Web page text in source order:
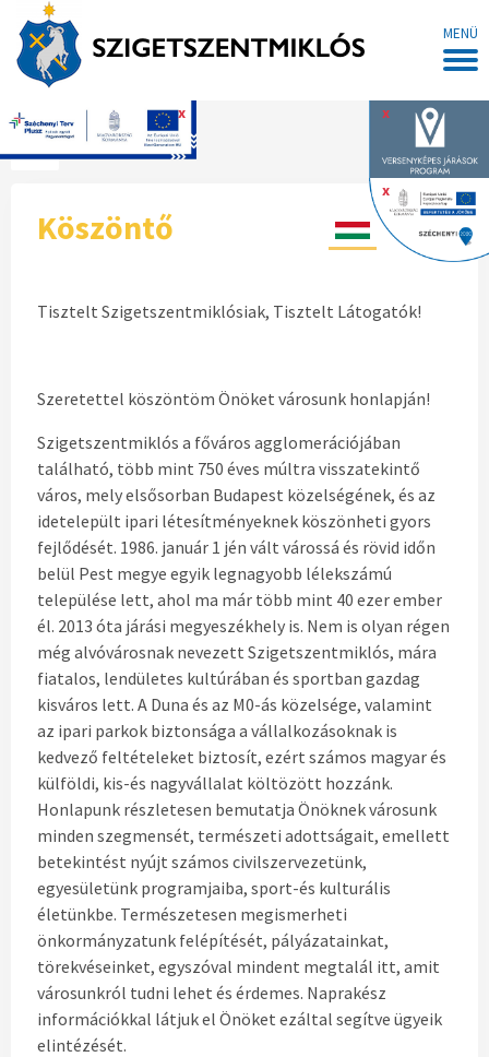
MENÜ
x
x
x
Főoldal
Köszöntő
Tisztelt Szigetszentmiklósiak, Tisztelt Látogatók!
Szeretettel köszöntöm Önöket városunk honlapján!
Szigetszentmiklós a főváros agglomerációjában
található, több mint 750 éves múltra visszatekintő
város, mely elsősorban Budapest közelségének, és az
idetelepült ipari létesítményeknek köszönheti gyors
fejlődését. 1986. január 1 jén vált várossá és rövid időn
belül Pest megye egyik legnagyobb lélekszámú
települése lett, ahol ma már több mint 40 ezer ember
él. 2013 óta járási megyeszékhely is. Nem is olyan régen
még alvóvárosnak nevezett Szigetszentmiklós, mára
fiatalos, lendületes kultúrában és sportban gazdag
kisváros lett. A Duna és az M0-ás közelsége, valamint
az ipari parkok biztonsága a vállalkozásoknak is
kedvező feltételeket biztosít, ezért számos magyar és
külföldi, kis-és nagyvállalat költözött hozzánk.
Honlapunk részletesen bemutatja Önöknek városunk
minden szegmensét, természeti adottságait, emellett
betekintést nyújt számos civilszervezetünk,
egyesületünk programjaiba, sport-és kulturális
életünkbe. Természetesen megismerheti
önkormányzatunk felépítését, pályázatainkat,
törekvéseinket, egyszóval mindent megtalál itt, amit
városunkról tudni lehet és érdemes. Naprakész
információkkal látjuk el Önöket ezáltal segítve ügyeik
elintézését.